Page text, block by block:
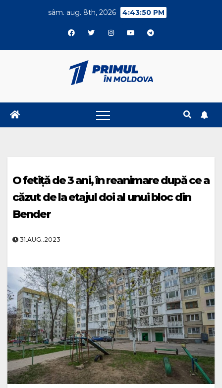
sâm. aug. 8th, 2026 4:43:50 PM
O fetiță de 3 ani, în reanimare după ce a
căzut de la etajul doi al unui bloc din
Bender
31.AUG..2023